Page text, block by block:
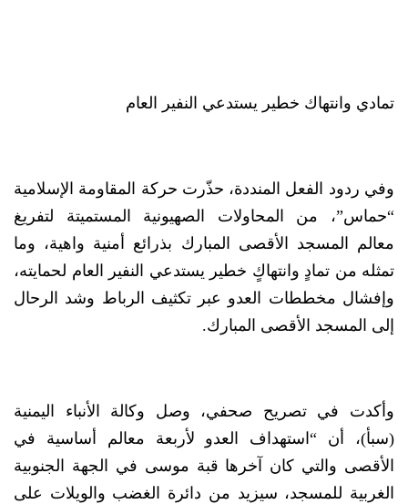
تمادي وانتهاك خطير يستدعي النفير العام
وفي ردود الفعل المنددة، حذّرت حركة المقاومة الإسلامية
“حماس”، من المحاولات الصهيونية المستميتة لتفريغ
معالم المسجد الأقصى المبارك بذرائع أمنية واهية، وما
تمثله من تمادٍ وانتهاكٍ خطير يستدعي النفير العام لحمايته،
وإفشال مخططات العدو عبر تكثيف الرباط وشد الرحال
إلى المسجد الأقصى المبارك.
وأكدت في تصريح صحفي، وصل وكالة الأنباء اليمنية
(سبأ)، أن “استهداف العدو لأربعة معالم أساسية في
الأقصى والتي كان آخرها قبة موسى في الجهة الجنوبية
الغربية للمسجد، سيزيد من دائرة الغضب والويلات على